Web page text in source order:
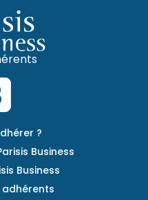
?
Business
Business